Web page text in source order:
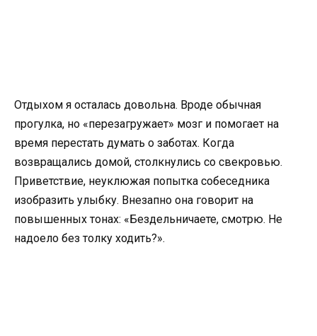
Отдыхом я осталась довольна. Вроде обычная
прогулка, но «перезагружает» мозг и помогает на
время перестать думать о заботах. Когда
возвращались домой, столкнулись со свекровью.
Приветствие, неуклюжая попытка собеседника
изобразить улыбку. Внезапно она говорит на
повышенных тонах: «Бездельничаете, смотрю. Не
надоело без толку ходить?».